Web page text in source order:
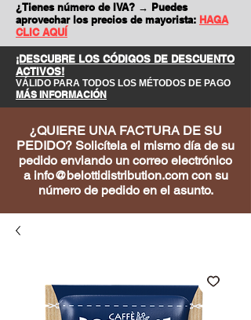
¿Tienes número de IVA? → Puedes
aprovechar los precios de mayorista: HAGA
CLIC AQUÍ
¡DESCUBRE LOS CÓDIGOS DE DESCUENTO
ACTIVOS!
VÁLIDO PARA TODOS LOS MÉTODOS DE PAGO
MÁS INFORMACIÓN
¿QUIERE UNA FACTURA DE SU
PEDIDO? Solicítela el mismo día de su
pedido enviando un correo electrónico
a info@belottidistribution.comcon su
número de pedido en el asunto.